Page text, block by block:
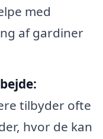
med
af gardiner
tilbyder ofte
hvor de kan